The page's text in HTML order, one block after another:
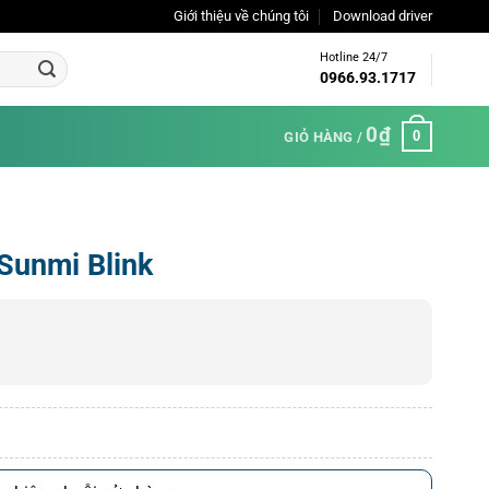
Giới thiệu về chúng tôi Download driver
Hotline 24/7
0966.93.1717
GIỎ HÀNG / 0₫ 0
Blink